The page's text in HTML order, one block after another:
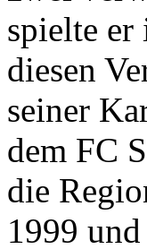
spielte er
diesen
seiner
dem FC
die
1999